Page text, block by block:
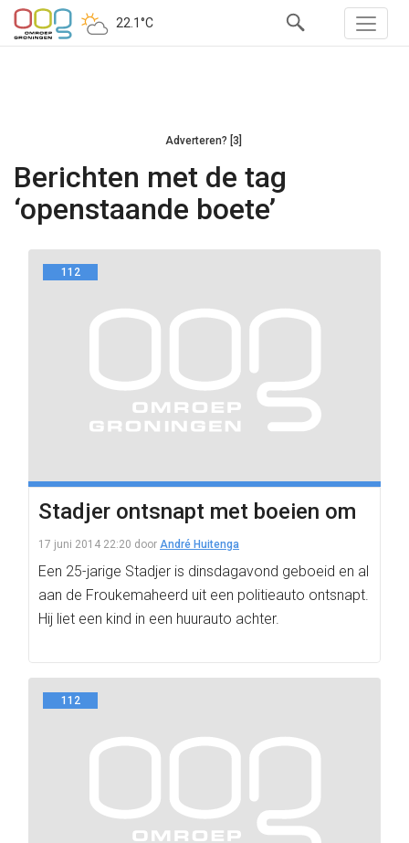
22.1°C
Adverteren? [3]
Berichten met de tag
‘openstaande boete’
112
Stadjer ontsnapt met boeien om
17 juni 2014 22:20 door André Huitenga
Een 25-jarige Stadjer is dinsdagavond geboeid en al
aan de Froukemaheerd uit een politieauto ontsnapt.
Hij liet een kind in een huurauto achter.
112